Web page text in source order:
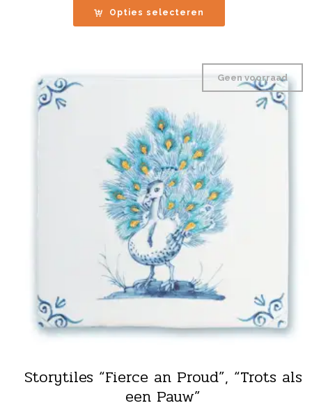
tot
€99.00
Opties selecteren
Storytiles “Fierce an Proud”, “Trots als
een Pauw”
Geen voorraad